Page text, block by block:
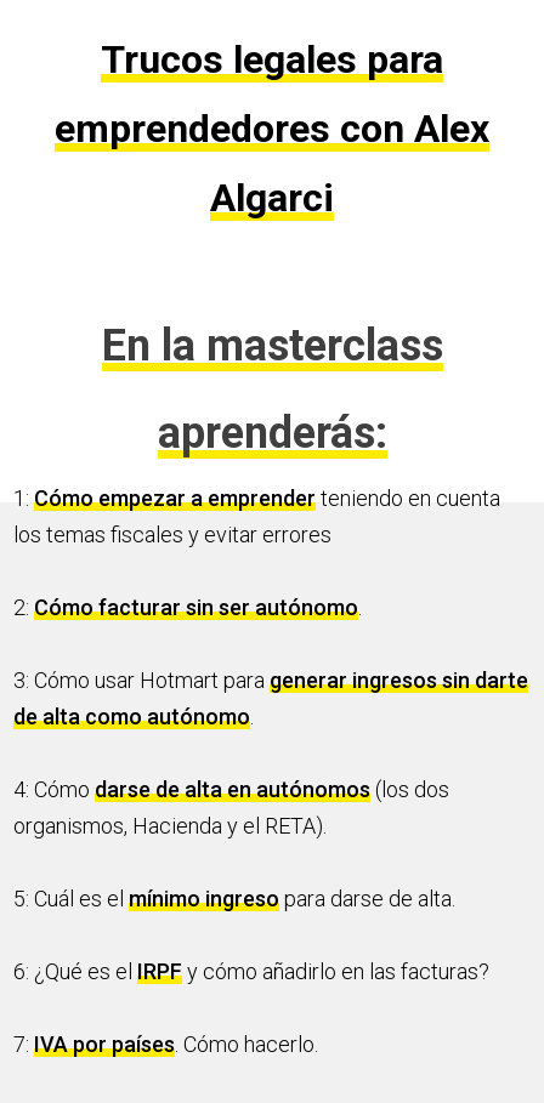
Trucos legales para
emprendedores con Alex
Algarci
En la masterclass
aprenderás:
1: Cómo empezar a emprenderteniendo en cuenta
los temas fiscales y evitar errores
2: Cómo facturar sin ser autónomo
3: Cómo usar Hotmart para generar ingresos sin darte
de alta como autónomo
4: Cómo darse de alta en autónomos(los dos
organismos, Hacienda y el RETA).
5: Cuál es el mínimo ingresopara darse de alta.
6: ¿Qué es el IRPFy cómo añadirlo en las facturas?
7: IVA por países . Cómo hacerlo.